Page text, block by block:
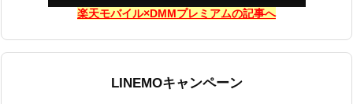
楽天モバイル×DMMプレミアムの記事へ
LINEMOキャンペーン